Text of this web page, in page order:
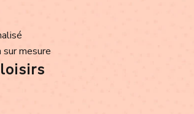
sur mesure